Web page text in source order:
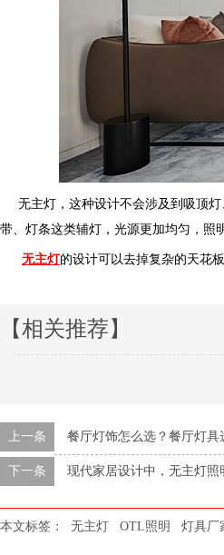
无主灯，这种设计不会涉及到吸顶灯
带、灯条这类辅灯，光源更加均匀，照明
无主灯的设计可以去掉复杂的天花板
【相关推荐】
上一条 餐厅灯饰怎么选？餐厅灯
下一条 现代家居设计中，无主灯
本文标签： 无主灯 OTL照明 灯具厂